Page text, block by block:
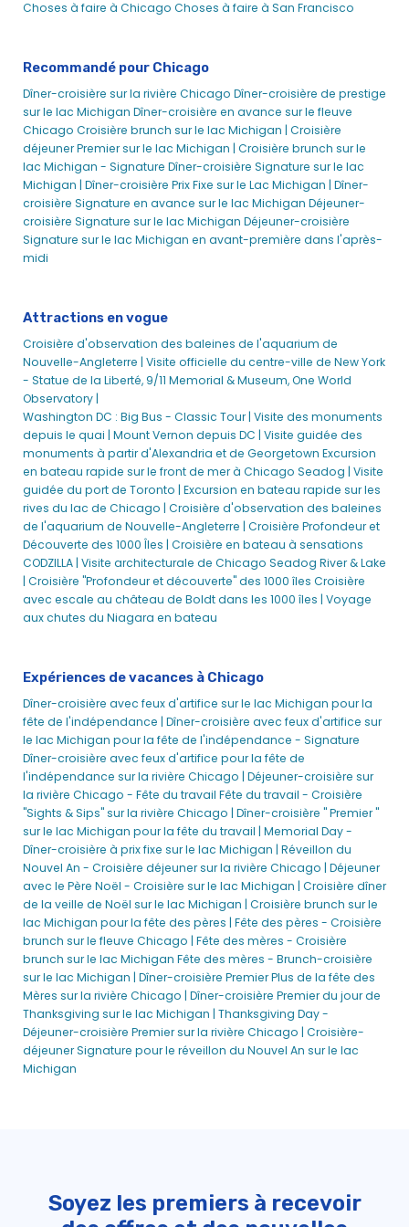
Spirit of Navy Pier - Croisières en ville
Événements d'entreprise à Chicago
Croisières gastronomiques à Chicago - City Cruises
Dîner à Chicago
Dîner de steak pour la fête des pères à Chicago sur le lac
Michigan
Dîner-croisière sur la rivière Chicago avec les feux d'artifice
de Chicago | City Cruises
City Experiences Seadog
Croisières de vacances à Chicago
Événements des fêtes de fin d'année à Chicago
Dîner-croisière avec feux d'artifice sur le lac Michigan | City
Cruises™
Dîner-croisière sur la rivière Chicago | City Cruises™
Croisière-déjeuner de vacances à Chicago sur le lac
Michigan | City Experiences
Dîner-croisière du 4 juillet à Chicago | City Experiences
Croisières-déjeuner du 4 juillet à Chicago
Déjeuner-croisière à Chicago sur le lac Michigan
Déjeuner-croisière à Chicago sur le lac Michigan | City
Croisière-déjeuner sur le lac Michigan à l'occasion du
Memorial Day à Chicago
Brunch de la fête des mères à Chicago sur le lac Michigan
Brunch de la fête des mères à Chicago sur le lac Michigan
Déjeuner-croisière au bord de l'eau pour le réveillon du
Nouvel An à Chicago | City Experiences
Chicago Planifier un événement - City Cruises
Dîner-croisière avec feux d'artifice sur le lac Michigan | City
Cruises™
Dîner-croisière de la semaine des restaurants de Chicago
sur la rivière Chicago | City Cruises™
Dîner-croisière feux d'artifice de la Saint-Valentin sur la
rivière Chicago™
Événements de l'école de Chicago
Événements sociaux à Chicago
Croisières pour événements spéciaux à Chicago - City
Cruises
Chicago Speedboat Rides | Croisières en bateau à moteur
Mariages à Chicago sur l'eau
Choses à faire à Chicago Choses à faire à San Francisco
Recommandé pour Chicago
Dîner-croisière sur la rivière Chicago Dîner-croisière de prestige
sur le lac Michigan Dîner-croisière en avance sur le fleuve
Chicago Croisière brunch sur le lac Michigan | Croisière
déjeuner Premier sur le lac Michigan | Croisière brunch sur le
lac Michigan - Signature Dîner-croisière Signature sur le lac
Michigan | Dîner-croisière Prix Fixe sur le Lac Michigan | Dîner-
croisière Signature en avance sur le lac Michigan Déjeuner-
croisière Signature sur le lac Michigan Déjeuner-croisière
Signature sur le lac Michigan en avant-première dans l'après-
midi
Attractions en vogue
Croisière d'observation des baleines de l'aquarium de
Nouvelle-Angleterre | Visite officielle du centre-ville de New York
- Statue de la Liberté, 9/11 Memorial & Museum, One World
Observatory |
Washington DC : Big Bus - Classic Tour | Visite des monuments
depuis le quai | Mount Vernon depuis DC | Visite guidée des
monuments à partir d'Alexandria et de Georgetown Excursion
en bateau rapide sur le front de mer à Chicago Seadog | Visite
guidée du port de Toronto | Excursion en bateau rapide sur les
rives du lac de Chicago | Croisière d'observation des baleines
de l'aquarium de Nouvelle-Angleterre | Croisière Profondeur et
Découverte des 1000 Îles | Croisière en bateau à sensations
CODZILLA | Visite architecturale de Chicago Seadog River & Lake
| Croisière "Profondeur et découverte" des 1000 îles Croisière
avec escale au château de Boldt dans les 1000 îles | Voyage
aux chutes du Niagara en bateau
Expériences de vacances à Chicago
Dîner-croisière avec feux d'artifice sur le lac Michigan pour la
fête de l'indépendance | Dîner-croisière avec feux d'artifice sur
le lac Michigan pour la fête de l'indépendance - Signature
Dîner-croisière avec feux d'artifice pour la fête de
l'indépendance sur la rivière Chicago | Déjeuner-croisière sur
la rivière Chicago - Fête du travail Fête du travail - Croisière
"Sights & Sips" sur la rivière Chicago | Dîner-croisière " Premier "
sur le lac Michigan pour la fête du travail | Memorial Day -
Dîner-croisière à prix fixe sur le lac Michigan | Réveillon du
Nouvel An - Croisière déjeuner sur la rivière Chicago | Déjeuner
avec le Père Noël - Croisière sur le lac Michigan | Croisière dîner
de la veille de Noël sur le lac Michigan | Croisière brunch sur le
lac Michigan pour la fête des pères | Fête des pères - Croisière
brunch sur le fleuve Chicago | Fête des mères - Croisière
brunch sur le lac Michigan Fête des mères - Brunch-croisière
sur le lac Michigan | Dîner-croisière Premier Plus de la fête des
Mères sur la rivière Chicago | Dîner-croisière Premier du jour de
Thanksgiving sur le lac Michigan | Thanksgiving Day -
Déjeuner-croisière Premier sur la rivière Chicago | Croisière-
déjeuner Signature pour le réveillon du Nouvel An sur le lac
Michigan
Soyez les premiers à recevoir